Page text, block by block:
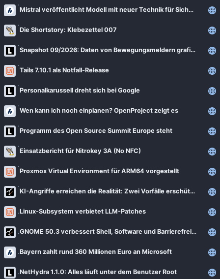
VNotes
Pro-Linux News
Mistral veröffentlicht Modell mit neuer Technik für Sicherheitsklassifikationen
Die Shortstory: Klebezettel 007
Snapshot 09/2026: Daten von Bewegungsmeldern grafisch auswerten
Tails 7.10.1 als Notfall-Release
Personalkarussell dreht sich bei Google
Wen kann ich noch einplanen? OpenProject zeigt es
Programm des Open Source Summit Europe steht
Einsatzbericht für Nitrokey 3A (No NFC)
Proxmox Virtual Environment für ARM64 vorgestellt
KI-Angriffe erreichen die Realität: Zwei Vorfälle erschüttern die Sicherheitsbranche
Linux-Subsystem verbietet LLM-Patches
GNOME 50.3 verbessert Shell, Software und Barrierefreiheit
Bayern zahlt rund 360 Millionen Euro an Microsoft
NetHydra 1.1.0: Alles läuft unter dem Benutzer Root